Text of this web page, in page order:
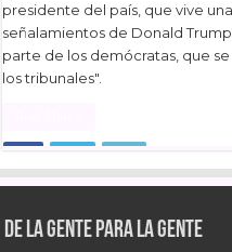
presidente del país, que vive
señalamientos de Donald
parte de los demócratas, que
los tribunales".
De la gente para la gente